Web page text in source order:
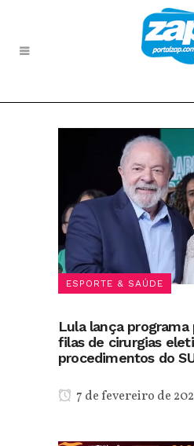
ESPORTE & SAÚDE
Lula lança programa
filas de cirurgias
procedimentos do
7 de fevereiro de